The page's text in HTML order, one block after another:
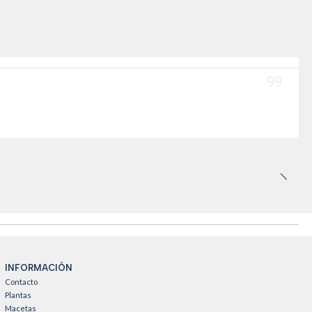
INFORMACIÓN
Contacto
Plantas
Macetas